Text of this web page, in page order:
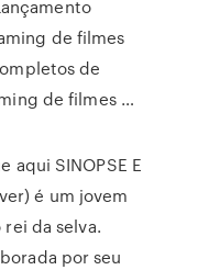
de filmes
de
de filmes …
SINOPSE E
é um jovem
da selva.
por seu